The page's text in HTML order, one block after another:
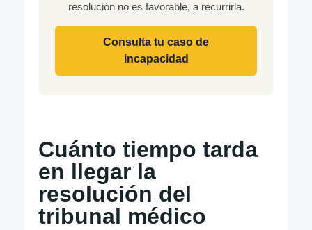
resolución no es favorable, a recurrirla.
Consulta tu caso de
incapacidad
Cuánto tiempo tarda
en llegar la
resolución del
tribunal médico